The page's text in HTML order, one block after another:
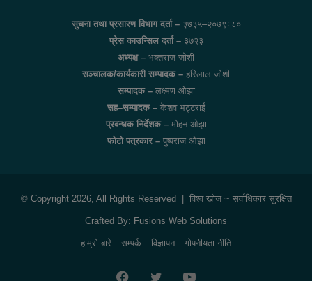
सुचना तथा प्रसारण विभाग दर्ता – ३७३५–२०७९÷८०
प्रेस काउन्सिल दर्ता – ३७२३
अध्यक्ष – भक्तराज जोशी
सञ्चालक/कार्यकारी सम्पादक – हरिलाल जोशी
सम्पादक –लक्ष्मण ओझा
सह–सम्पादक –केशव भट्टराई
प्रबन्धक निर्देशक –मोहन ओझा
फोटो पत्रकार –पुष्पराज ओझा
© Copyright 2026, All Rights Reserved | विश्व खोज~ सर्वाधिकार सुरक्षित
Crafted By: Fusions Web Solutions
हाम्रो बारे सम्पर्क विज्ञापन गोपनीयता नीति